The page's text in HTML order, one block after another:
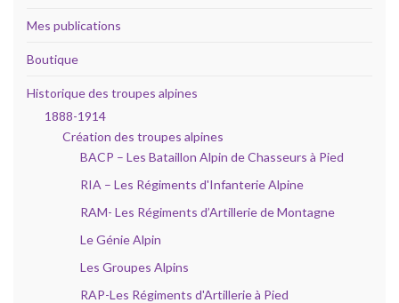
Mes publications
Boutique
Historique des troupes alpines
1888-1914
Création des troupes alpines
BACP – Les Bataillon Alpin de Chasseurs à Pied
RIA – Les Régiments d'Infanterie Alpine
RAM- Les Régiments d’Artillerie de Montagne
Le Génie Alpin
Les Groupes Alpins
RAP-Les Régiments d'Artillerie à Pied